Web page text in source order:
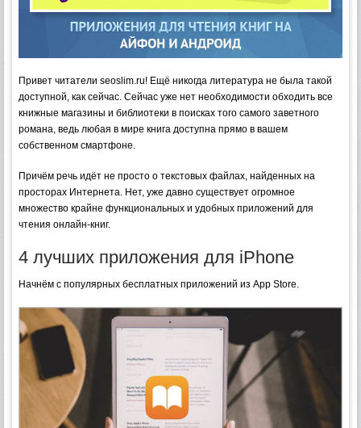
Привет читатели seoslim.ru! Ещё никогда литература не была такой
доступной, как сейчас. Сейчас уже нет необходимости обходить все
книжные магазины и библиотеки в поисках того самого заветного
романа, ведь любая в мире книга доступна прямо в вашем
собственном смартфоне.
Причём речь идёт не просто о текстовых файлах, найденных на
просторах Интернета. Нет, уже давно существует огромное
множество крайне функциональных и удобных приложений для
чтения онлайн-книг.
4 лучших приложения для iPhone
Начнём с популярных бесплатных приложений из App Store.